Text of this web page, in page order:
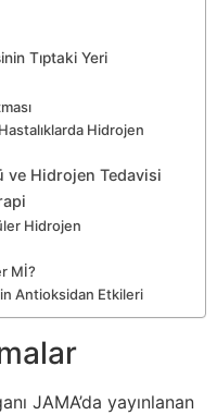
Tıptaki Yeri
Hidrojen
ve Hidrojen Tedavisi
Hidrojen
Mİ?
Antioksidan Etkileri
JAMA’da yayınlanan